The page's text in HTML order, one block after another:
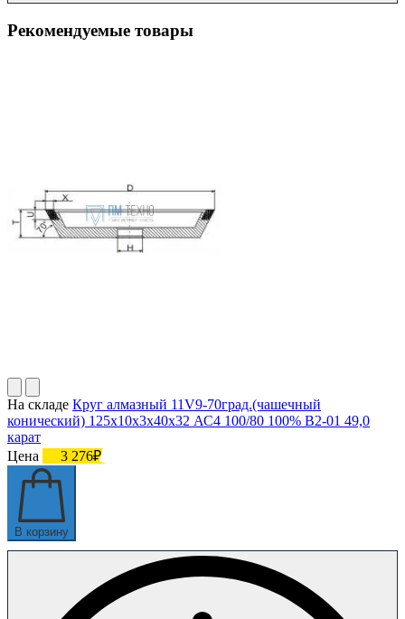
Рекомендуемые товары
На складе Круг алмазный 11V9-70град.(чашечный
конический) 125х10х3х40х32 АС4 100/80 100% В2-01 49,0
карат
Цена
3 276₽
В корзину